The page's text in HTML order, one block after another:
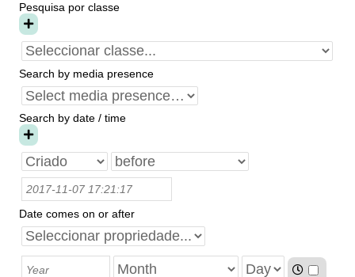
Pesquisa por classe
Search by media presence
Search by date / time
Date comes on or after